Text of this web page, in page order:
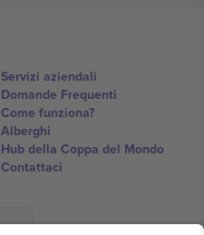
Servizi aziendali
Domande Frequenti
Come funziona?
Alberghi
Hub della Coppa del Mondo
Contattaci